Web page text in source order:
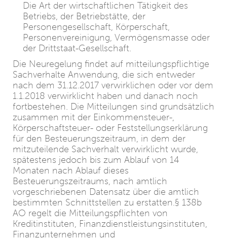
Die Art der wirtschaftlichen Tätigkeit des
Betriebs, der Betriebstätte, der
Personengesellschaft, Körperschaft,
Personenvereinigung, Vermögensmasse oder
der Drittstaat-Gesellschaft.
Die Neuregelung findet auf mitteilungspflichtige
Sachverhalte Anwendung, die sich entweder
nach dem 31.12.2017 verwirklichen oder vor dem
1.1.2018 verwirklicht haben und danach noch
fortbestehen. Die Mitteilungen sind grundsätzlich
zusammen mit der Einkommensteuer-,
Körperschaftsteuer- oder Feststellungserklärung
für den Besteuerungszeitraum, in dem der
mitzuteilende Sachverhalt verwirklicht wurde,
spätestens jedoch bis zum Ablauf von 14
Monaten nach Ablauf dieses
Besteuerungszeitraums, nach amtlich
vorgeschriebenen Datensatz über die amtlich
bestimmten Schnittstellen zu erstatten.§ 138b
AO regelt die Mitteilungspflichten von
Kreditinstituten, Finanzdienstleistungsinstituten,
Finanzunternehmen und